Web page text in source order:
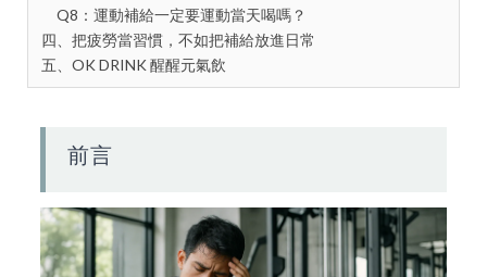
Q8：運動補給一定要運動當天喝嗎？
四、把疲勞當習慣，不如把補給放進日常
五、OK DRINK 醒醒元氣飲
前言